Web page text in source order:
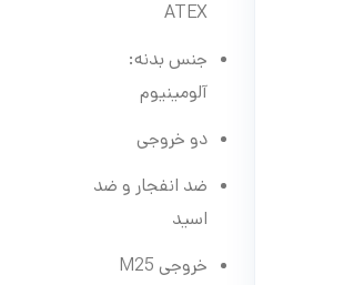
ATEX
جنس بدنه:
آلومینیوم
دو خروجی
ضد انفجار و ضد
اسید
خروجی M25